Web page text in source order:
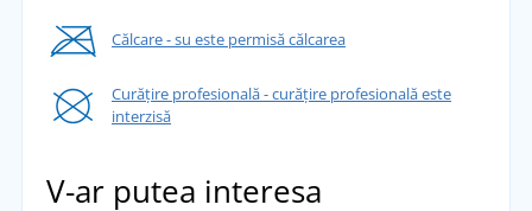
Călcare - su este permisă călcarea
Curățire profesională - curățire profesională este
interzisă
V-ar putea interesa